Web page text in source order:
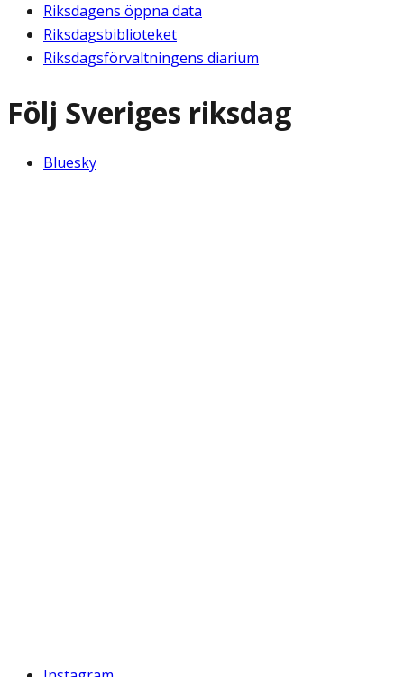
Riksdagens öppna data
Riksdagsbiblioteket
Riksdagsförvaltningens diarium
Följ Sveriges riksdag
Bluesky